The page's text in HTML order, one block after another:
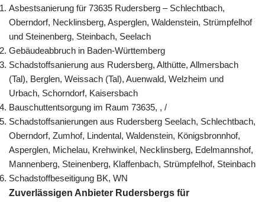
Asbestsanierung für 73635 Rudersberg – Schlechtbach,
Oberndorf, Necklinsberg, Asperglen, Waldenstein, Strümpfelhof
und Steinenberg, Steinbach, Seelach
Gebäudeabbruch in Baden-Württemberg
Schadstoffsanierung aus Rudersberg, Althütte, Allmersbach
(Tal), Berglen, Weissach (Tal), Auenwald, Welzheim und
Urbach, Schorndorf, Kaisersbach
Bauschuttentsorgung im Raum 73635, , /
Schadstoffsanierungen aus Rudersberg Seelach, Schlechtbach,
Oberndorf, Zumhof, Lindental, Waldenstein, Königsbronnhof,
Asperglen, Michelau, Krehwinkel, Necklinsberg, Edelmannshof,
Mannenberg, Steinenberg, Klaffenbach, Strümpfelhof, Steinbach
Schadstoffbeseitigung BK, WN
Zuverlässigen Anbieter Rudersbergs für